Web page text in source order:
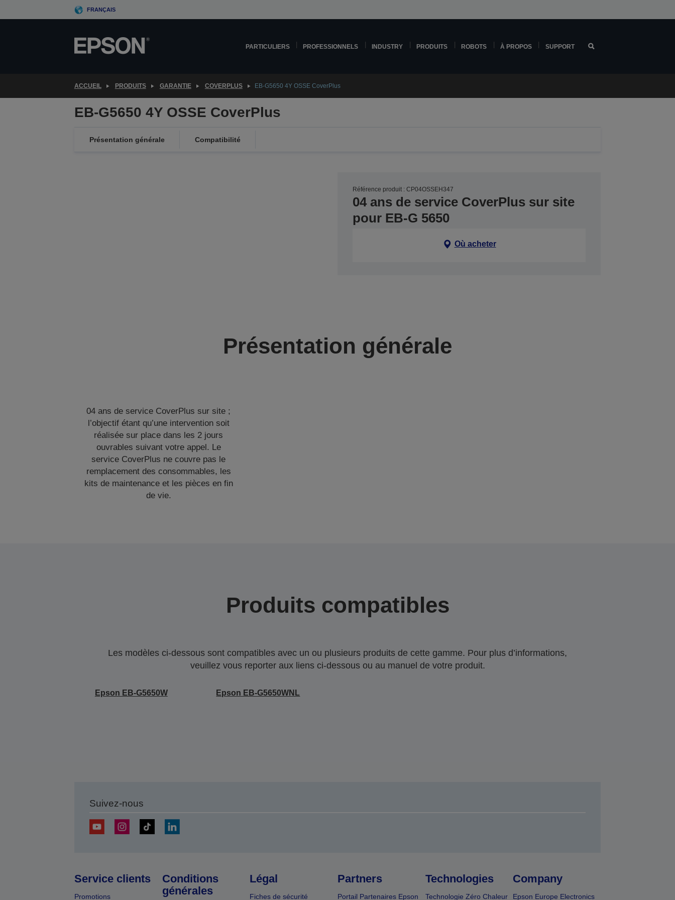
to
FRANÇAIS
PARTICULIERS PROFESSIONNELS INDUSTRY PRODUITS ROBOTS À PROPOS SUPPORT
ACCUEIL PRODUITS GARANTIE COVERPLUS EB-G5650 4Y OSSE CoverPlus
EB-G5650 4Y OSSE CoverPlus
Présentation générale Compatibilité
Référence produit : CP04OSSEH347
04 ans de service CoverPlus sur site
pour EB-G 5650
Où acheter
Présentation générale
04 ans de service CoverPlus sur site ;
l’objectif étant qu’une intervention soit
réalisée sur place dans les 2 jours
ouvrables suivant votre appel. Le
service CoverPlus ne couvre pas le
remplacement des consommables, les
kits de maintenance et les pièces en fin
de vie.
Produits compatibles
Les modèles ci-dessous sont compatibles avec un ou plusieurs produits de cette gamme. Pour plus d’informations,
veuillez vous reporter aux liens ci-dessous ou au manuel de votre produit.
Epson EB-G5650W Epson EB-G5650WNL
Suivez-nous
Service clients
Promotions
Conditions
générales
Légal
Fiches de sécurité
Partners
Portail Partenaires Epson
Technologies
Technologie Zéro Chaleur
Company
Epson Europe Electronics